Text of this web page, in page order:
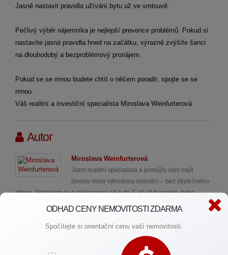
Jasně nastavit pravidla užívání bytu už ve smlouvě.
Pečlivý výběr nájemníka je nejlepší prevence problémů. Pokud si
nastavíte jasná pravidla hned na začátku, výrazně zvýšíte šanci
na dlouhodobý a bezproblémový pronájem.
Pokud se se mnou budete chtít o něčem poradit, spojte se se
mnou.
Váš realitní a investiční specialista Miroslava Weinfurterová
Autor
Miroslava Weinfurterová
Jsem realitní specialista a pomůžu vám najít
domov nebo výhodnou investici – bez zbytečného
stresu. Postarám se o celý proces od A do Z, ať už kupujete, nebo
bez nutnosti osobní účasti. V minulosti jsem takto úspěšně realizovala
několik prodejů – vše na dálku, rychle a s maximálním servisem.
Reference spokojených klientů najdete na svém webu.
ODHAD CENY NEMOVITOSTI ZDARMA
Spočítejte si orientační cenu vaší nemovitosti.